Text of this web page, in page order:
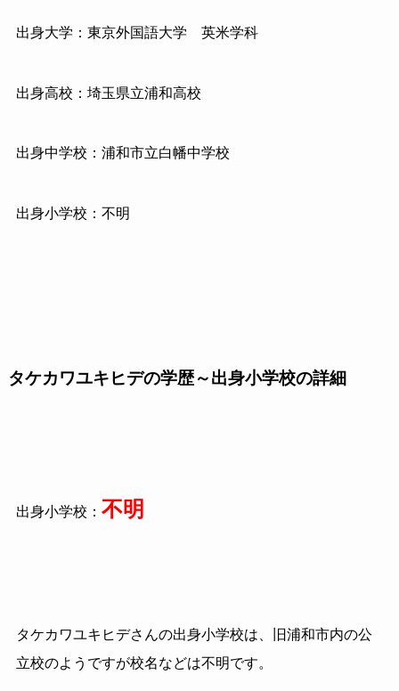
出身大学：東京外国語大学 英米学科
出身高校：埼玉県立浦和高校
出身中学校：浦和市立白幡中学校
出身小学校：不明
タケカワユキヒデの学歴～出身小学校の詳細
出身小学校： 不明
タケカワユキヒデさんの出身小学校は、旧浦和市内の公
立校のようですが校名などは不明です。